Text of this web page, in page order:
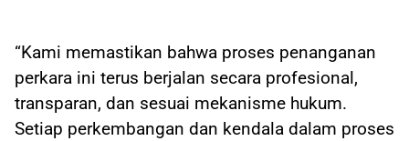
“Kami memastikan bahwa proses penanganan
perkara ini terus berjalan secara profesional,
transparan, dan sesuai mekanisme hukum.
Setiap perkembangan dan kendala dalam proses